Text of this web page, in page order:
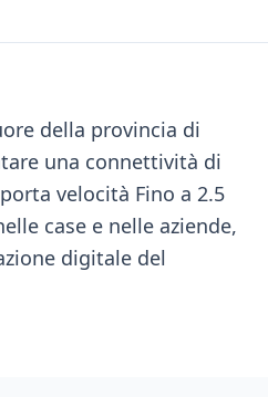
della provincia di
una connettività di
velocità Fino a 2.5
case e nelle aziende,
digitale del